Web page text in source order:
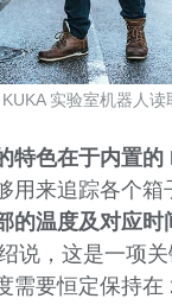
特色在于内置
用来追踪各个
的温度及对应时
说，这是一项
需要恒定保持在
实验室机器人读